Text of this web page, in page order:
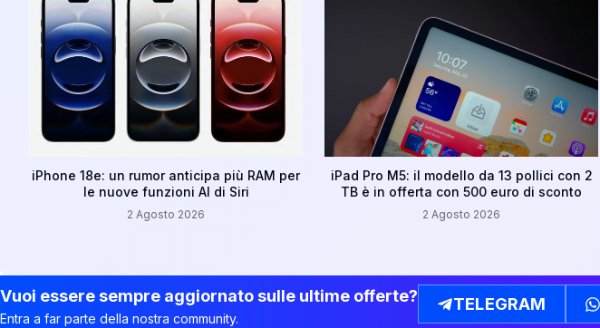
iPhone 18e: un rumor anticipa più RAM per
le nuove funzioni AI di Siri
2 Agosto 2026
iPad Pro M5: il modello da 13 pollici con 2
TB è in offerta con 500 euro di sconto
2 Agosto 2026
Vuoi essere sempre aggiornato sulle ultime offerte?
Entra a far parte della nostra community.
TELEGRAM